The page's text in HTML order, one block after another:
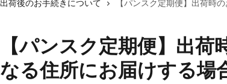
出荷後のお手続きについて
【パンスク定期便】出荷時
【パンスク定期便】出
なる住所にお届けする場